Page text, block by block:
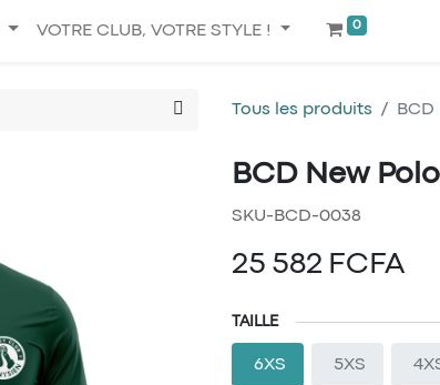
VOTRE CLUB, VOTRE STYLE ! 0
Tous les produits
BCD New
SKU-BCD-0038
25 582 FCFA
TAILLE
6XS 5XS